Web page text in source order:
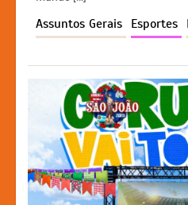
p
p
o
o
k
n
g
er
n
k
Assuntos Gerais Esportes